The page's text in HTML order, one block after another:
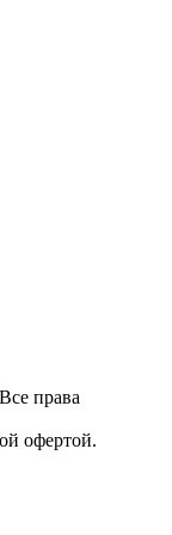
права
офертой.